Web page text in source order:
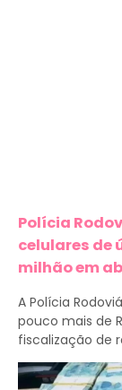
Polícia
celulares de
milhão em
A Polícia
pouco mais de
fiscalização de